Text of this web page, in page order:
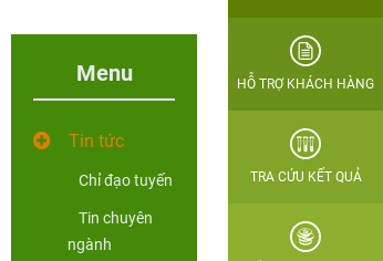
Menu
Tin tức
Chỉ đạo tuyến
Tin chuyên
ngành
HỖ TRỢ KHÁCH HÀNG
TRA CỨU KẾT QUẢ